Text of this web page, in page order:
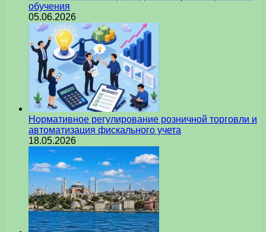
обучения
05.06.2026
Нормативное регулирование розничной торговли и
автоматизация фискального учета
18.05.2026